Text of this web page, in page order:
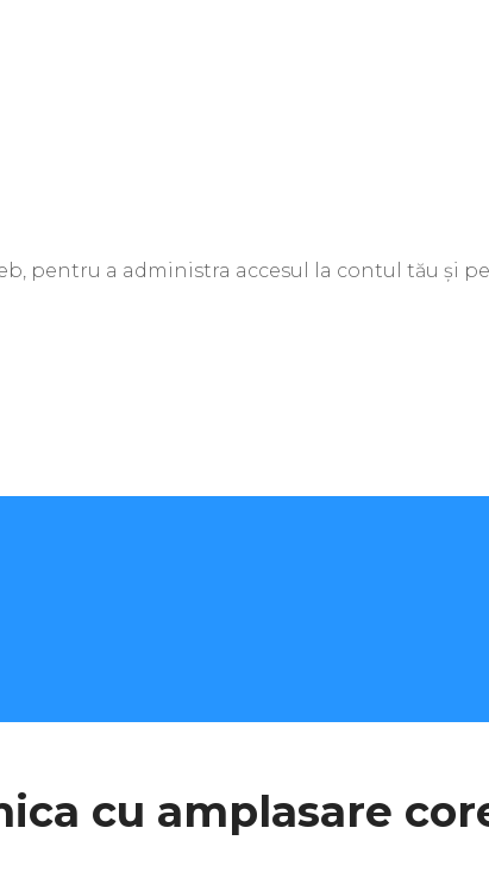
pentru a administra accesul la contul tău și
cu amplasare